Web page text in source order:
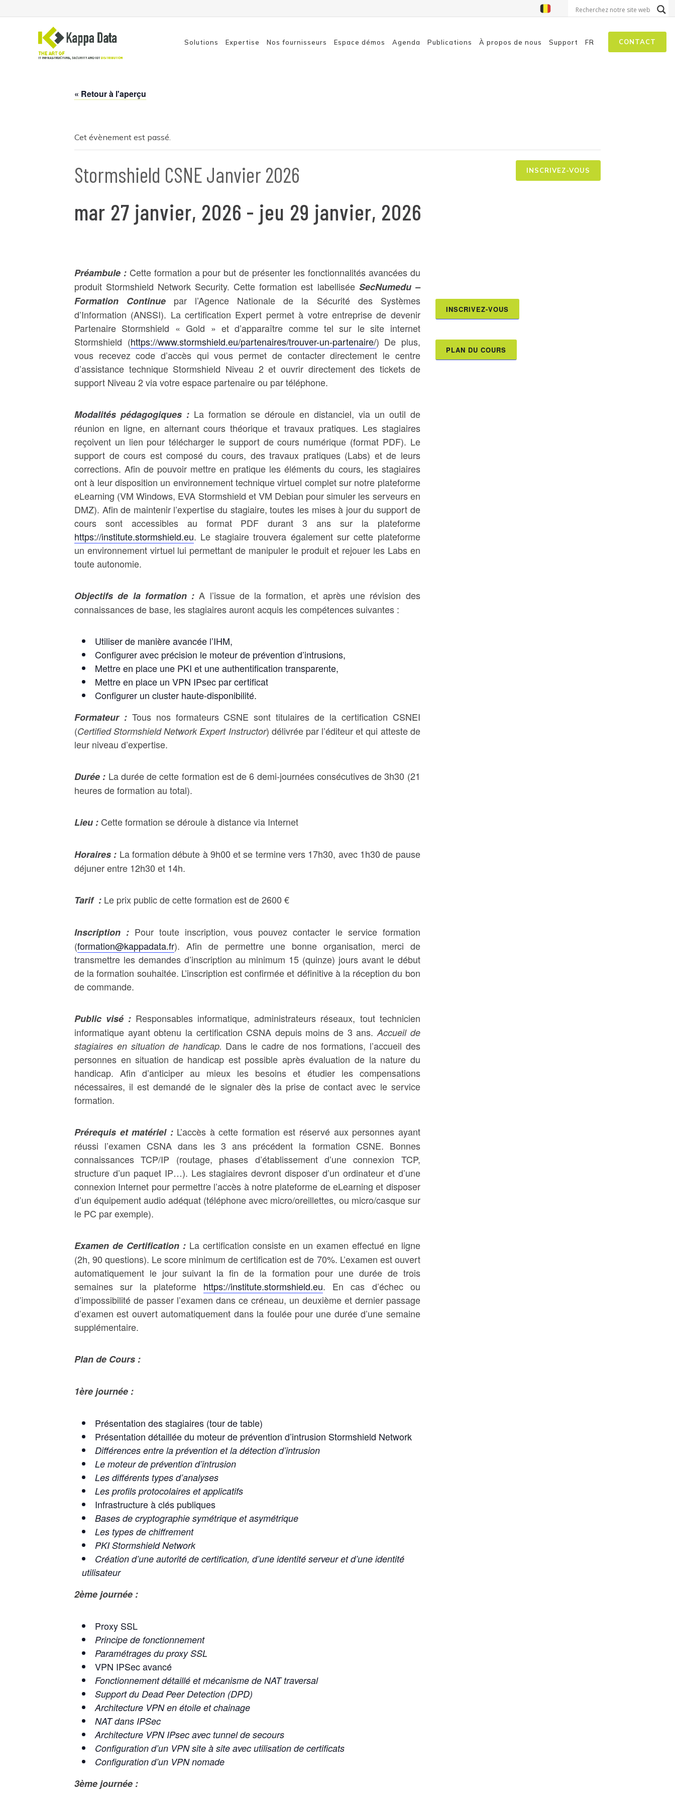
CONTACT
Solutions
Sauvegarde
Sécurité réseau
Expertise Nos fournisseurs Espace démos Agenda Publications À propos de nous Support FR
« Retour à l'aperçu
Cet évènement est passé.
INSCRIVEZ-VOUS
Stormshield CSNE Janvier 2026
mar 27 janvier, 2026 - jeu 29 janvier, 2026
Préambule : Cette formation a pour but de présenter les fonctionnalités avancées du
produit Stormshield Network Security. Cette formation est labellisée SecNumedu –
Formation Continue par l’Agence Nationale de la Sécurité des Systèmes
d’Information (ANSSI). La certification Expert permet à votre entreprise de devenir
Partenaire Stormshield « Gold » et d’apparaître comme tel sur le site internet
Stormshield (https://www.stormshield.eu/partenaires/trouver-un-partenaire/) De plus,
vous recevez code d’accès qui vous permet de contacter directement le centre
d’assistance technique Stormshield Niveau 2 et ouvrir directement des tickets de
support Niveau 2 via votre espace partenaire ou par téléphone.
Modalités pédagogiques : La formation se déroule en distanciel, via un outil de
réunion en ligne, en alternant cours théorique et travaux pratiques. Les stagiaires
reçoivent un lien pour télécharger le support de cours numérique (format PDF). Le
support de cours est composé du cours, des travaux pratiques (Labs) et de leurs
corrections. Afin de pouvoir mettre en pratique les éléments du cours, les stagiaires
ont à leur disposition un environnement technique virtuel complet sur notre plateforme
eLearning (VM Windows, EVA Stormshield et VM Debian pour simuler les serveurs en
DMZ). Afin de maintenir l’expertise du stagiaire, toutes les mises à jour du support de
cours sont accessibles au format PDF durant 3 ans sur la plateforme
https://institute.stormshield.eu. Le stagiaire trouvera également sur cette plateforme
un environnement virtuel lui permettant de manipuler le produit et rejouer les Labs en
toute autonomie.
Objectifs de la formation :A l’issue de la formation, et après une révision des
connaissances de base, les stagiaires auront acquis les compétences suivantes :
Utiliser de manière avancée l’IHM,
Configurer avec précision le moteur de prévention d’intrusions,
Mettre en place une PKI et une authentification transparente,
Mettre en place un VPN IPsec par certificat
Configurer un cluster haute-disponibilité.
Formateur : Tous nos formateurs CSNE sont titulaires de la certification CSNEI
(Certified Stormshield Network Expert Instructor) délivrée par l’éditeur et qui atteste de
leur niveau d’expertise.
Durée : La durée de cette formation est de 6 demi-journées consécutives de 3h30 (21
heures de formation au total).
Lieu : Cette formation se déroule à distance via Internet
Horaires : La formation débute à 9h00 et se termine vers 17h30, avec 1h30 de pause
déjuner entre 12h30 et 14h.
Tarif : Le prix public de cette formation est de 2600 €
Inscription : Pour toute inscription, vous pouvez contacter le service formation
(formation@kappadata.fr). Afin de permettre une bonne organisation, merci de
transmettre les demandes d’inscription au minimum 15 (quinze) jours avant le début
de la formation souhaitée. L’inscription est confirmée et définitive à la réception du bon
de commande.
Public visé : Responsables informatique, administrateurs réseaux, tout technicien
informatique ayant obtenu la certification CSNA depuis moins de 3 ans.Accueil de
stagiaires en situation de handicap. Dans le cadre de nos formations, l’accueil des
personnes en situation de handicap est possible après évaluation de la nature du
handicap. Afin d’anticiper au mieux les besoins et étudier les compensations
nécessaires, il est demandé de le signaler dès la prise de contact avec le service
formation.
Prérequis et matériel : L’accès à cette formation est réservé aux personnes ayant
réussi l’examen CSNA dans les 3 ans précédent la formation CSNE. Bonnes
connaissances TCP/IP (routage, phases d’établissement d’une connexion TCP,
structure d’un paquet IP…). Les stagiaires devront disposer d’un ordinateur et d’une
connexion Internet pour permettre l’accès à notre plateforme de eLearning et disposer
d’un équipement audio adéquat (téléphone avec micro/oreillettes, ou micro/casque sur
le PC par exemple).
Examen de Certification : La certification consiste en un examen effectué en ligne
(2h, 90 questions). Le score minimum de certification est de 70%. L’examen est ouvert
automatiquement le jour suivant la fin de la formation pour une durée de trois
semaines sur la plateforme https://institute.stormshield.eu. En cas d’échec ou
d’impossibilité de passer l’examen dans ce créneau, un deuxième et dernier passage
d’examen est ouvert automatiquement dans la foulée pour une durée d’une semaine
supplémentaire.
Plan de Cours :
1ère journée :
Présentation des stagiaires (tour de table)
Présentation détaillée du moteur de prévention d’intrusion Stormshield Network
Différences entre la prévention et la détection d’intrusion
Le moteur de prévention d’intrusion
Les différents types d’analyses
Les profils protocolaires et applicatifs
Infrastructure à clés publiques
Bases de cryptographie symétrique et asymétrique
Les types de chiffrement
PKI Stormshield Network
Création d’une autorité de certification, d’une identité serveur et d’une identité
utilisateur
2ème journée :
Proxy SSL
Principe de fonctionnement
Paramétrages du proxy SSL
VPN IPSec avancé
Fonctionnement détaillé et mécanisme de NAT traversal
Support du Dead Peer Detection (DPD)
Architecture VPN en étoile et chainage
NAT dans IPSec
Architecture VPN IPsec avec tunnel de secours
Configuration d’un VPN site à site avec utilisation de certificats
Configuration d’un VPN nomade
3ème journée :
INSCRIVEZ-VOUS
PLAN DU COURS